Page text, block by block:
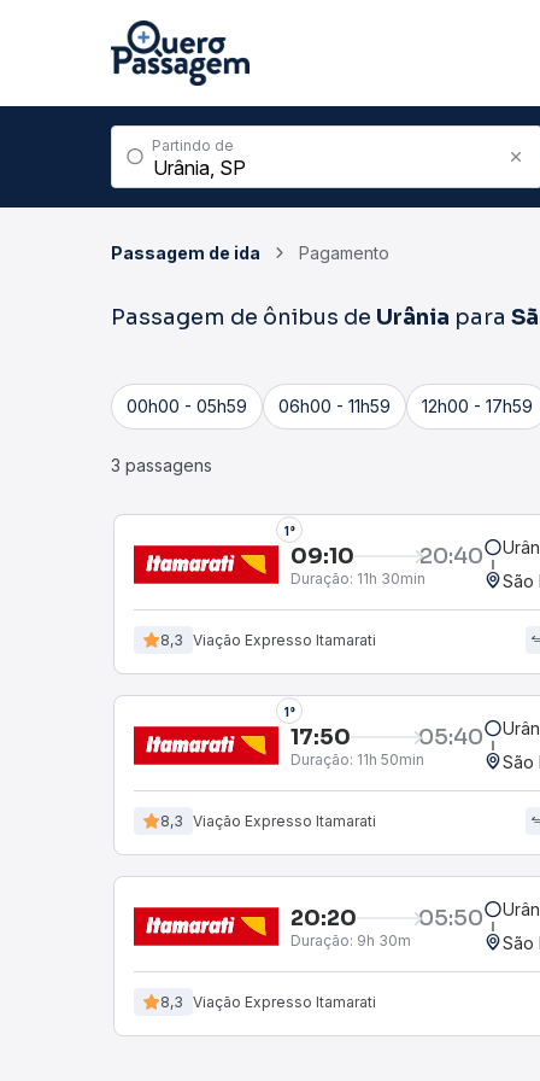
Partindo de
Passagem de ida Pagamento
Passagem de ônibus de Urânia para
00h00 - 05h59 06h00 - 11h59 12h00 - 17h59
3 passagens
2°
09:10 20:40
Duração: 11h 30min
São
8,3 Viação Cometa
2°
17:50 05:40
Duração: 11h 50min
São
8,3 Viação Cometa
20:20 05:50
Duração: 9h 30m
São
8,3 Viação Expresso Itamarati